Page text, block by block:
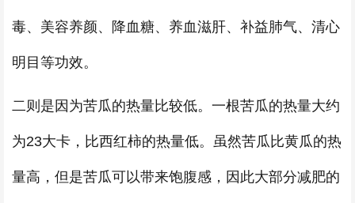
毒、美容养颜、降血糖、养血滋肝、补益肺气、清心
明目等功效。
二则是因为苦瓜的热量比较低。一根苦瓜的热量大约
为23大卡，比西红柿的热量低。虽然苦瓜比黄瓜的热
量高，但是苦瓜可以带来饱腹感，因此大部分减肥的